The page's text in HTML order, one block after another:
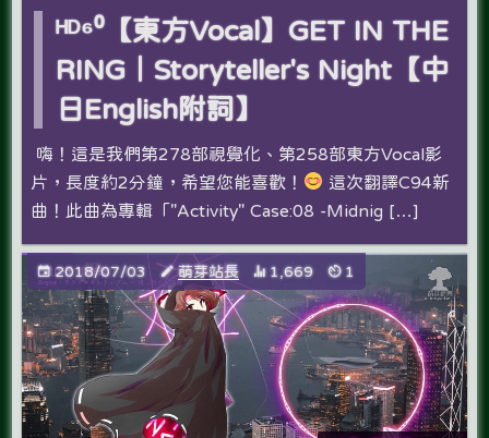
ᴴᴰ⁶⁰【東方Vocal】GET IN THE
RING｜Storyteller's Night【中
日English附詞】
嗨！這是我們第278部視覺化、第258部東方Vocal影
片，長度約2分鐘，希望您能喜歡！
這次翻譯C94新
曲！此曲為專輯「"Activity" Case:08 -Midnig […]
2018/07/03 萌芽站長 1,669 1